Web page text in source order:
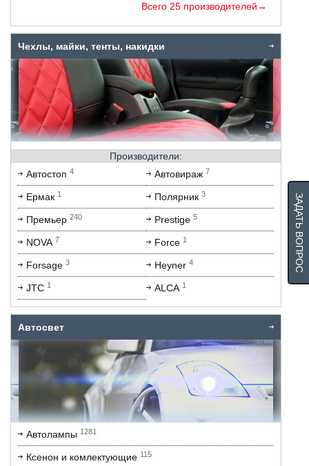
Всего 25 производителей→
Чехлы, майки, тенты, накидки
Производители:
Автостоп 4 Автовираж 7
Ермак 1 Полярник 3
Премьер 240 Prestige 5
NOVA 7 Force 1
Forsage 3 Heyner 4
JTC 1 ALCA 1
Автосвет
Автолампы 1281
Ксенон и комлектующие 115
ЗАДАТЬ ВОПРОС